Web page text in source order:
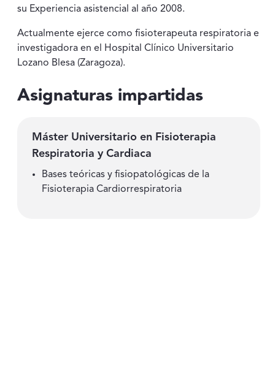
su Experiencia asistencial al año 2008.
Actualmente ejerce como fisioterapeuta respiratoria e
investigadora en el Hospital Clínico Universitario
Lozano Blesa (Zaragoza).
Asignaturas impartidas
Máster Universitario en Fisioterapia
Respiratoria y Cardiaca
Bases teóricas y fisiopatológicas de la
Fisioterapia Cardiorrespiratoria